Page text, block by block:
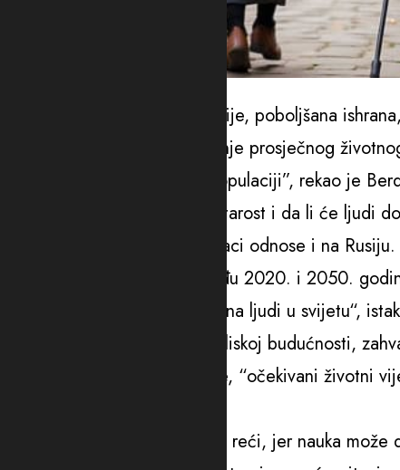
“Savremene metode prevencije, poboljšana
pomoći, uticali su na povećanje prosječnog
starijih, već i njihov udio u populaciji”, rekao je
medicina može da pobijedi starost i da li će ljudi
On je dodao da se svi ti podaci odnose i na Rusiju.
“Mogu da kažem da se između 2020. i 2050.
utrostručiti i dostići 426 miliona ljudi u svijetu“,
Prema njegovim riječima, u bliskoj budućnosti,
biotehnologije i farmakologije, “očekivani životni
“Koje su to granice? Teško je reći, jer nauka